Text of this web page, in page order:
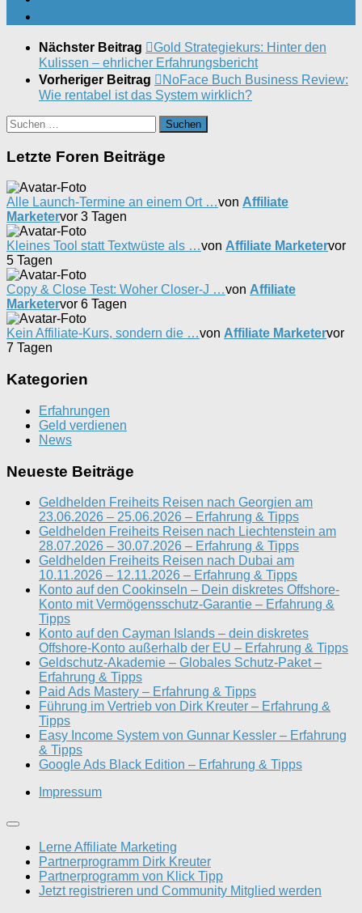
Nächster Beitrag
Gold Strategiekurs: Hinter den
Kulissen – ehrlicher Erfahrungsbericht
Vorheriger Beitrag
NoFace Buch Business Review:
Wie rentabel ist das System wirklich?
Suchen
nach:
Letzte Foren Beiträge
Alle Launch-Termine an einem Ort …von Affiliate
Marketervor 3 Tagen
Kleines Tool statt Textwüste als …von Affiliate Marketervor
5 Tagen
Copy & Close Test: Woher Closer-J …von Affiliate
Marketervor 6 Tagen
Kein Affiliate-Kurs, sondern die …von Affiliate Marketervor
7 Tagen
Kategorien
Erfahrungen
Geld verdienen
News
Neueste Beiträge
Geldhelden Freiheits Reisen nach Georgien am
23.06.2026 – 25.06.2026 – Erfahrung & Tipps
Geldhelden Freiheits Reisen nach Liechtenstein am
28.07.2026 – 30.07.2026 – Erfahrung & Tipps
Geldhelden Freiheits Reisen nach Dubai am
10.11.2026 – 12.11.2026 – Erfahrung & Tipps
Konto auf den Cookinseln – Dein diskretes Offshore-
Konto mit Vermögensschutz-Garantie – Erfahrung &
Tipps
Konto auf den Cayman Islands – dein diskretes
Offshore-Konto außerhalb der EU – Erfahrung & Tipps
Geldschutz-Akademie – Globales Schutz-Paket –
Erfahrung & Tipps
Paid Ads Mastery – Erfahrung & Tipps
Führung im Vertrieb von Dirk Kreuter – Erfahrung &
Tipps
Easy Income System von Gunnar Kessler – Erfahrung
& Tipps
Google Ads Black Edition – Erfahrung & Tipps
Impressum
Lerne Affiliate Marketing
Partnerprogramm Dirk Kreuter
Partnerprogramm von Klick Tipp
Jetzt registrieren und Community Mitglied werden